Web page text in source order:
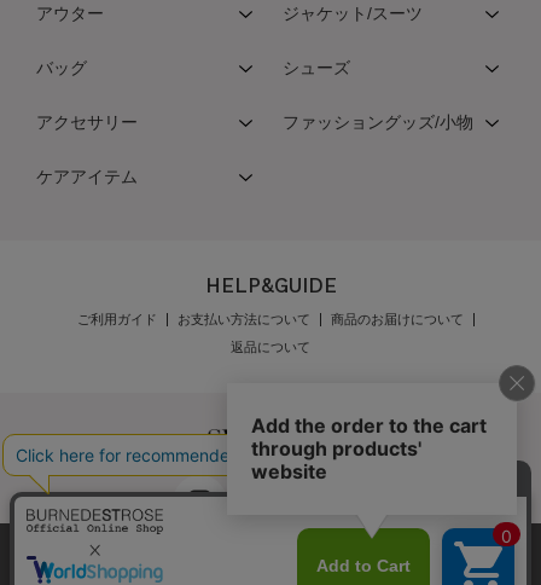
アウター ジャケット/スーツ
バッグ シューズ
アクセサリー ファッショングッズ/小物
ケアアイテム
HELP&GUIDE
ご利用ガイド お支払い方法について
商品のお届けについて
返品について
メンバーズ規約
弊社はCookieを利用し、Webの利便性向上に努め